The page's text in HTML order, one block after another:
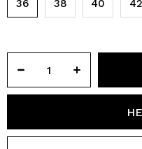
36 38 40 42